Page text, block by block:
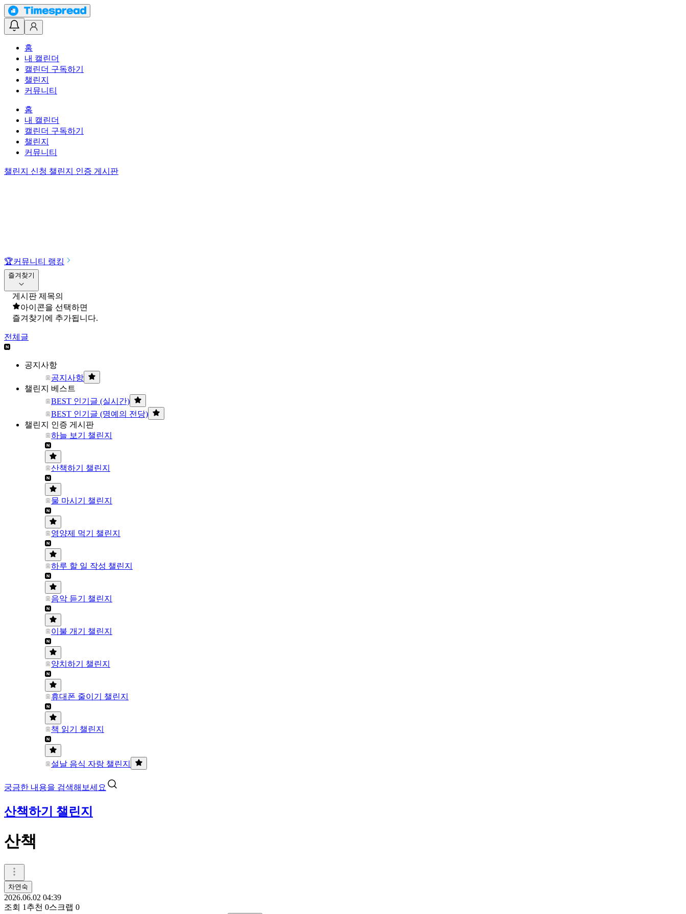
홈
내 캘린더
캘린더 구독하기
챌린지
커뮤니티
홈
내 캘린더
캘린더 구독하기
챌린지
커뮤니티
챌린지 신청 챌린지 인증 게시판
🏆커뮤니티 랭킹
즐겨찾기
게시판 제목의
아이콘을 선택하면
즐겨찾기에 추가됩니다.
전체글
공지사항
공지사항
챌린지 베스트
BEST 인기글 (실시간)
BEST 인기글 (명예의 전당)
챌린지 인증 게시판
하늘 보기 챌린지
산책하기 챌린지
물 마시기 챌린지
영양제 먹기 챌린지
하루 할 일 작성 챌린지
음악 듣기 챌린지
이불 개기 챌린지
양치하기 챌린지
휴대폰 줄이기 챌린지
책 읽기 챌린지
설날 음식 자랑 챌린지
궁금한 내용을 검색해보세요
산책하기 챌린지
산책
차연숙
2026.06.02 04:39
조회 1 추천 0스크랩 0